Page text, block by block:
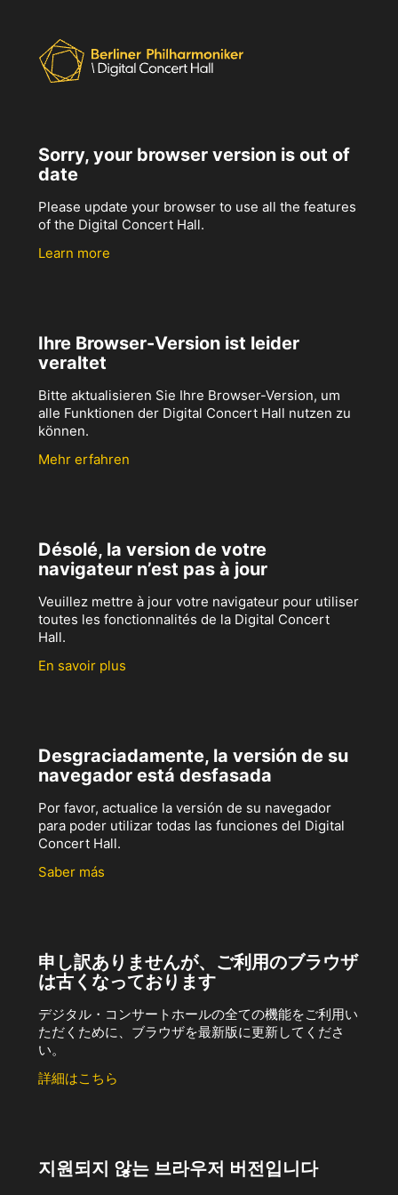
Sorry, your browser version is out of
date
Please update your browser to use all the features
of the Digital Concert Hall.
Learn more
Ihre Browser-Version ist leider
veraltet
Bitte aktualisieren Sie Ihre Browser-Version, um
alle Funktionen der Digital Concert Hall nutzen zu
können.
Mehr erfahren
Désolé, la version de votre
navigateur n’est pas à jour
Veuillez mettre à jour votre navigateur pour utiliser
toutes les fonctionnalités de la Digital Concert
Hall.
En savoir plus
Desgraciadamente, la versión de su
navegador está desfasada
Por favor, actualice la versión de su navegador
para poder utilizar todas las funciones del Digital
Concert Hall.
Saber más
申し訳ありませんが、ご利用のブラウザ
は古くなっております
デジタル・コンサートホールの全ての機能をご利用い
ただくために、ブラウザを最新版に更新してくださ
い。
詳細はこちら
지원되지 않는 브라우저 버전입니다